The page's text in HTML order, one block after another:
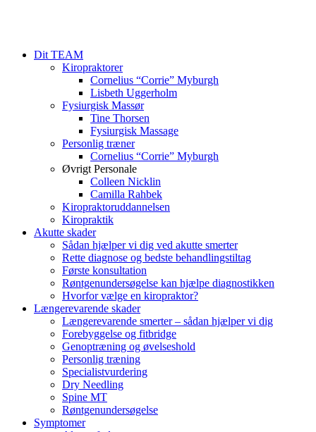
Dit TEAM
Kiropraktorer
Cornelius “Corrie” Myburgh
Lisbeth Uggerholm
Fysiurgisk Massør
Tine Thorsen
Fysiurgisk Massage
Personlig træner
Cornelius “Corrie” Myburgh
Øvrigt Personale
Colleen Nicklin
Camilla Rahbek
Kiropraktoruddannelsen
Kiropraktik
Akutte skader
Sådan hjælper vi dig ved akutte smerter
Rette diagnose og bedste behandlingstiltag
Første konsultation
Røntgenundersøgelse kan hjælpe diagnostikken
Hvorfor vælge en kiropraktor?
Længerevarende skader
Længerevarende smerter – sådan hjælper vi dig
Forebyggelse og fitbridge
Genoptræning og øvelseshold
Personlig træning
Specialistvurdering
Dry Needling
Spine MT
Røntgenundersøgelse
Symptomer